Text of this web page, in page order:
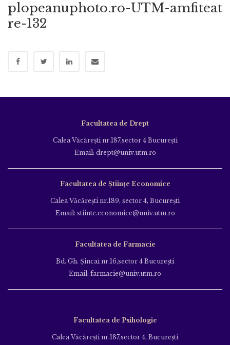
plopeanuphoto.ro-UTM-amfiteat
re-132
Facultatea de Drept
Calea Văcăreşti nr.187,sector 4 Bucureşti
Email: drept@univ.utm.ro
Facultatea de Științe Economice
Calea Văcăreşti nr.189, sector 4, Bucureşti
Email: stiinte.economice@univ.utm.ro
Facultatea de Farmacie
Bd. Gh. Şincai nr.16,sector 4 Bucureşti
Email: farmacie@univ.utm.ro
Facultatea de Psihologie
Calea Văcăreşti nr.187,sector 4, Bucureşti